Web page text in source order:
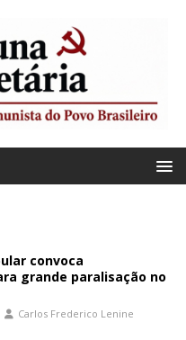
convoca
grande paralisação no
Carlos Frederico Lenine